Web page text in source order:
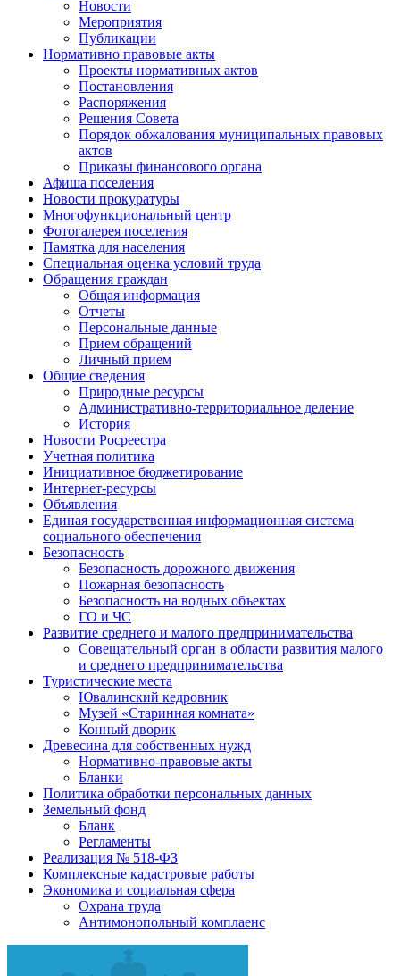
Новости
Мероприятия
Публикации
Нормативно правовые акты
Проекты нормативных актов
Постановления
Распоряжения
Решения Совета
Порядок обжалования муниципальных правовых
актов
Приказы финансового органа
Афиша поселения
Новости прокуратуры
Многофункциональный центр
Фотогалерея поселения
Памятка для населения
Специальная оценка условий труда
Обращения граждан
Общая информация
Отчеты
Персональные данные
Прием обращений
Личный прием
Общие сведения
Природные ресурсы
Административно-территориальное деление
История
Новости Росреестра
Учетная политика
Инициативное бюджетирование
Интернет-ресурсы
Объявления
Единая государственная информационная система
социального обеспечения
Безопасность
Безопасность дорожного движения
Пожарная безопасность
Безопасность на водных объектах
ГО и ЧС
Развитие среднего и малого предпринимательства
Совещательный орган в области развития малого
и среднего предпринимательства
Туристические места
Ювалинский кедровник
Музей «Старинная комната»
Конный дворик
Древесина для собственных нужд
Нормативно-правовые акты
Бланки
Политика обработки персональных данных
Земельный фонд
Бланк
Регламенты
Реализация № 518-ФЗ
Комплексные кадастровые работы
Экономика и социальная сфера
Охрана труда
Антимонопольный комплаенс